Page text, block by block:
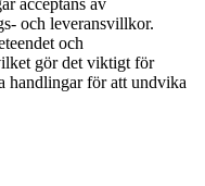
och leveransvillkor.
och
gör det viktigt för
handlingar för att undvika